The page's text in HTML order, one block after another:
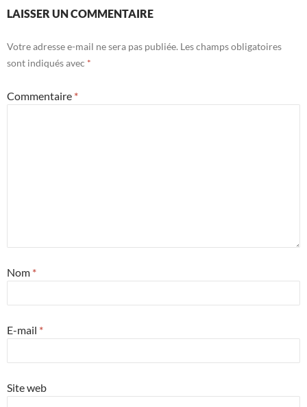
LAISSER UN COMMENTAIRE
Votre adresse e-mail ne sera pas publiée. Les champs obligatoires
sont indiqués avec *
Commentaire *
Nom *
E-mail *
Site web